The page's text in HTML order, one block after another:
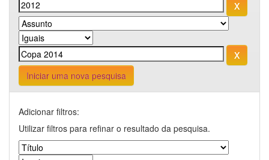
Iniciar uma nova pesquisa
Adicionar filtros:
Utilizar filtros para refinar o resultado da pesquisa.